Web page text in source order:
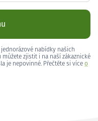
nabídky našich
zjistit i na naší zákaznické
je nepovinné. Přečtěte si více o